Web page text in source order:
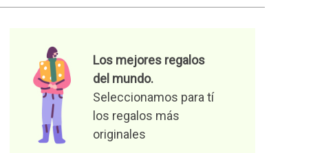
Los mejores regalos
del mundo.
Seleccionamos para tí
los regalos más
originales